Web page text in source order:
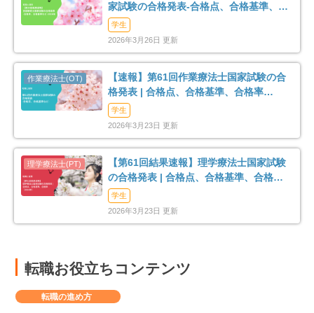
家試験の合格発表-合格点、合格基準、合
格率など-
学生
2026年3月26日 更新
【速報】第61回作業療法士国家試験の合
格発表 | 合格点、合格基準、合格率
（2026年）
学生
2026年3月23日 更新
【第61回結果速報】理学療法士国家試験
の合格発表 | 合格点、合格基準、合格率
（2026年）
学生
2026年3月23日 更新
転職お役立ちコンテンツ
転職の進め方